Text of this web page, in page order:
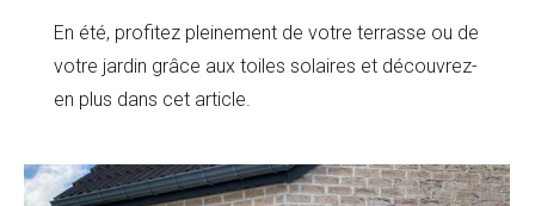
En été, profitez pleinement de votre terrasse ou de
votre jardin grâce aux toiles solaires et découvrez-
en plus dans cet article.